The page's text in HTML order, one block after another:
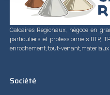
Calcaires Regionaux, négoce en
particuliers et professionnels BTP,
enrochement, tout-venant,materiaux
Société